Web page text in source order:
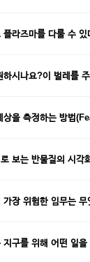
플라즈마를 다룰 수 있
하시나요?이 벌레를
상을 측정하는 방법
보는 반물질의 시각
가장 위험한 임무는 무
구를 위해 어떤 일을